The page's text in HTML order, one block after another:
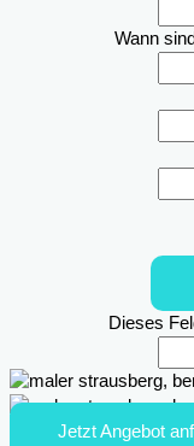
Wann
Dieses
Jetzt Angebot